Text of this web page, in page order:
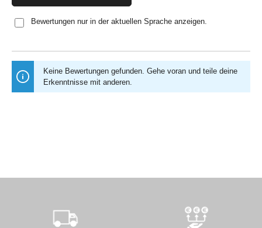
Bewertungen nur in der aktuellen Sprache anzeigen.
Keine Bewertungen gefunden. Gehe voran und teile deine
Erkenntnisse mit anderen.